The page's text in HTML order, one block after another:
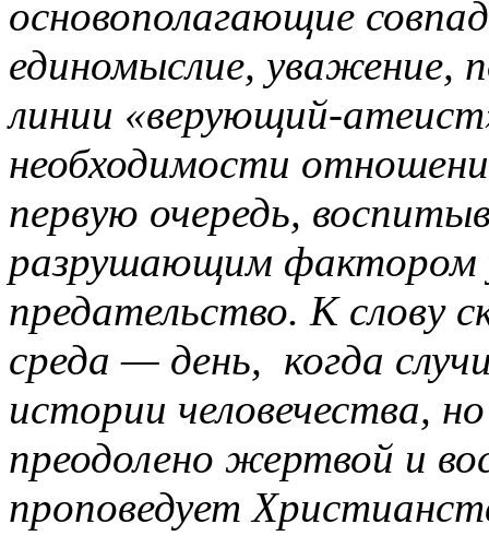
основополагающие
единомыслие, уважение,
линии «верующий-
необходимости
первую очередь,
разрушающим фактором
предательство. К слову
среда — день, когда
истории человечества,
преодолено жертвой и
проповедует